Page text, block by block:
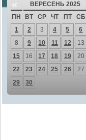
« ВЕРЕСЕНЬ 2025
ПН ВТ СР ЧТ ПТ СБ
1
2 3 4 5 6
8
9 10 11 12 13
15
16 17 18 19 20
22
23 24 25 26 27
29
30